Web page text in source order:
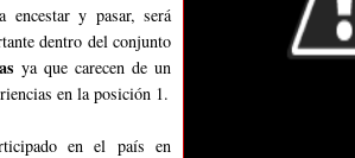
encestar y pasar, será
dentro del conjunto
ya que carecen de un
en la posición 1.
en el país en